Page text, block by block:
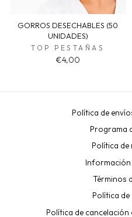
GORROS DESECHABLES (50
UNIDADES)
TOP PESTAÑAS
€4,00
Política de
Programa
Política de
Términos
Política
Política de